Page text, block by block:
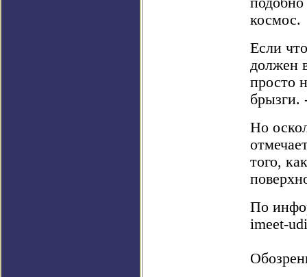
космос.
Если
должен
просто
брызги.
Но
того,
По
imeet-